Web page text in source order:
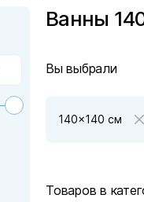
Ванны
Вы выбрали
140x140 см
Товаров в